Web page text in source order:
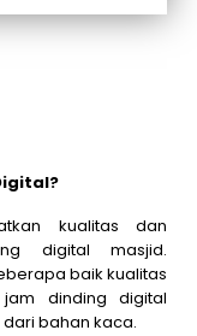
kualitas dan
digital masjid.
baik kualitas
dinding digital
bahan kaca.